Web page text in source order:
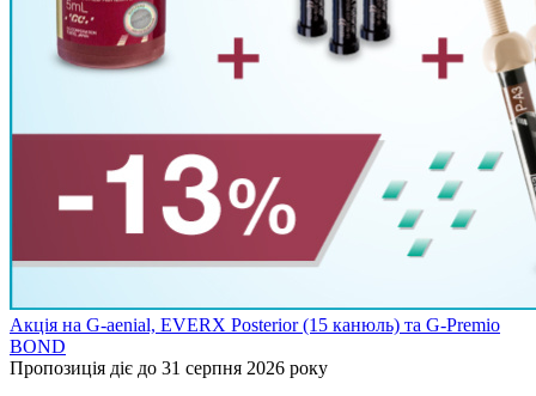
Акція на G-aenial, EVERX Posterior (15 канюль) та G-Premio
BOND
Пропозиція діє до 31 серпня 2026 року